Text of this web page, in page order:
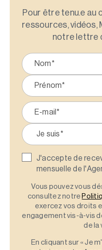
Pour être tenu.e au
ressources, vidéos,
notre lettre
J'accepte de
mensuelle de
Vous pouvez vous
consultez notre
exercez vos droits
engagement vis-à-vis
de la
En cliquant sur « Je